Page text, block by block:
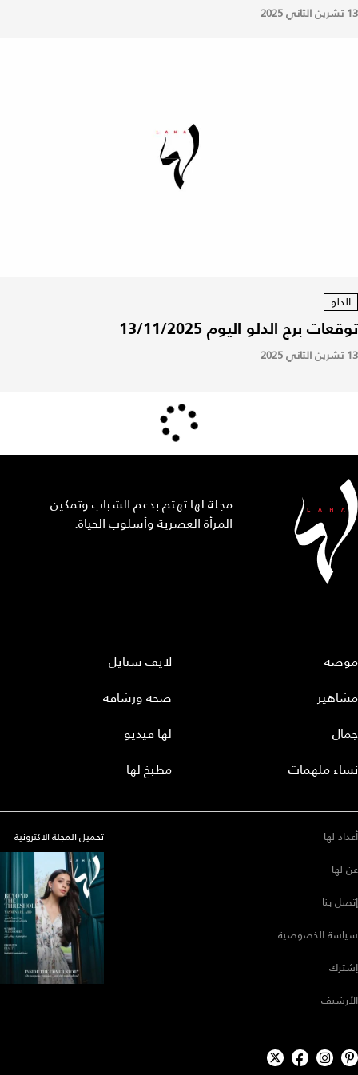
13 تشرين الثاني 2025
الدلو
توقعات برج الدلو اليوم 13/11/2025
13 تشرين الثاني 2025
مجلة لها تهتم بدعم الشباب وتمكين
المرأة العصرية وأسلوب الحياة.
موضة
مشاهير
جمال
نساء ملهمات
لايف ستايل
صحة ورشاقة
لها فيديو
مطبخ لها
أعداد لها
عن لها
إتصل بنا
سياسة الخصوصية
إشترك
الأرشيف
تحميل المجلة الاكترونية